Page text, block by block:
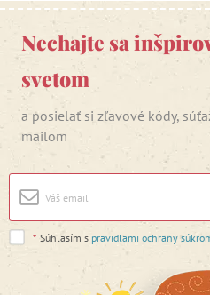
Nechajte sa
svetom
a posielať si zľavové kódy,
mailom
* Súhlasím s pravidlami ochrany